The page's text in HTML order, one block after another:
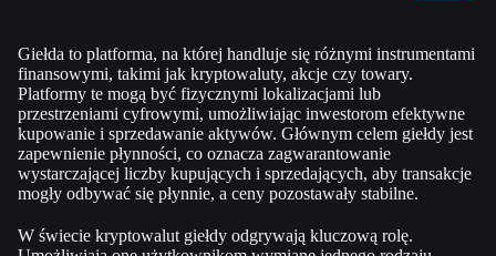
Giełda to platforma, na której handluje się różnymi instrumentami
finansowymi, takimi jak kryptowaluty, akcje czy towary.
Platformy te mogą być fizycznymi lokalizacjami lub
przestrzeniami cyfrowymi, umożliwiając inwestorom efektywne
kupowanie i sprzedawanie aktywów. Głównym celem giełdy jest
zapewnienie płynności, co oznacza zagwarantowanie
wystarczającej liczby kupujących i sprzedających, aby transakcje
mogły odbywać się płynnie, a ceny pozostawały stabilne.
W świecie kryptowalut giełdy odgrywają kluczową rolę.